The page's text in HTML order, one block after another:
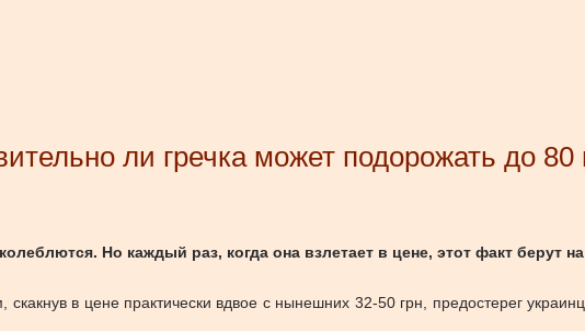
ли гречка может подорожать до 80
Но каждый раз, когда она взлетает в цене, этот факт берут
в цене практически вдвое с нынешних 32-50 грн, предостерег